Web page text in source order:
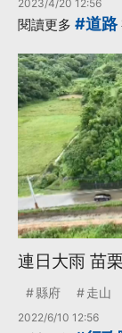
2023/4/20 12:56
閱讀更多 #道路
連日大雨 苗
縣府 走山
2022/6/10 12:56